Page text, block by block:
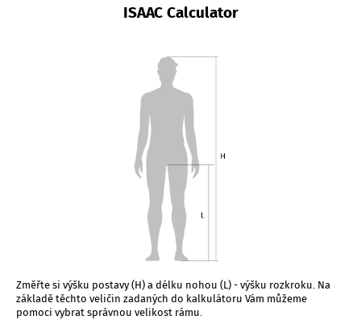
ISAAC Calculator
Změřte si výšku postavy (H) a délku nohou (L) - výšku rozkroku. Na
základě těchto veličin zadaných do kalkulátoru Vám můžeme
pomoci vybrat správnou velikost rámu.